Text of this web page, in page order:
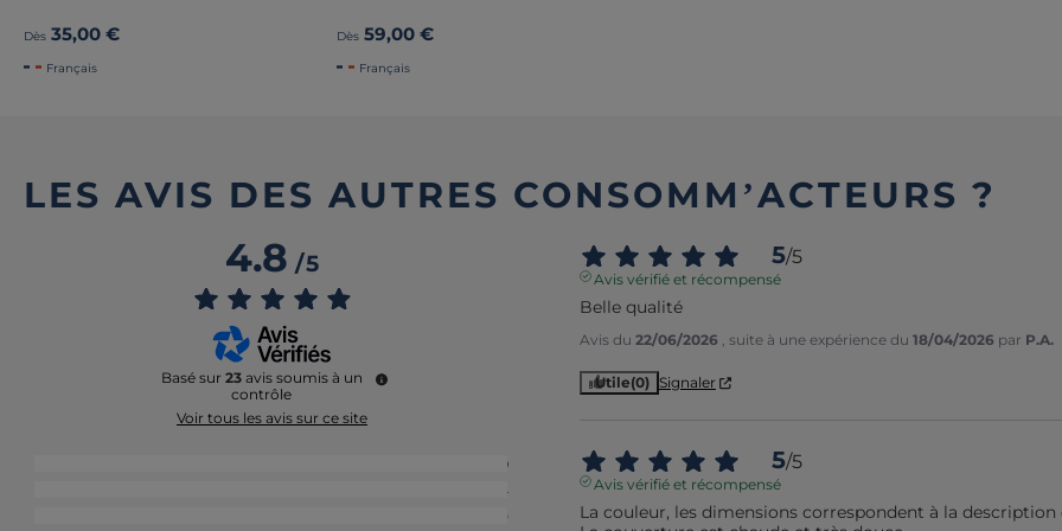
Dès 35,00 €
Français
Dès 59,00 €
Français
LES AVIS DES AUTRES CONSOMM’ACTEURS ?
4.8/5
Basé sur 23 avis soumis à un
contrôle
Voir tous les avis sur ce site
19
4
0
5/5
Avis vérifié et récompensé
Belle qualité
Avis du 22/06/2026 , suite à une expérience du 18/04/2026 par P.A.
Utile(0) Signaler
5/5
Avis vérifié et récompensé
La couleur, les dimensions correspondent à la description